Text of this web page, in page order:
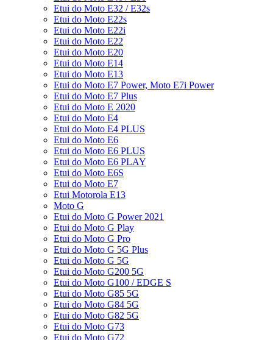
Etui do Moto E32 / E32s
Etui do Moto E22s
Etui do Moto E22i
Etui do Moto E22
Etui do Moto E20
Etui do Moto E14
Etui do Moto E13
Etui do Moto E7 Power, Moto E7i Power
Etui do Moto E7 Plus
Etui do Moto E 2020
Etui do Moto E4
Etui do Moto E4 PLUS
Etui do Moto E6
Etui do Moto E6 PLUS
Etui do Moto E6 PLAY
Etui do Moto E6S
Etui do Moto E7
Etui Motorola E13
Moto G
Etui do Moto G Power 2021
Etui do Moto G Play
Etui do Moto G Pro
Etui do Moto G 5G Plus
Etui do Moto G 5G
Etui do Moto G200 5G
Etui do Moto G100 / EDGE S
Etui do Moto G85 5G
Etui do Moto G84 5G
Etui do Moto G82 5G
Etui do Moto G73
Etui do Moto G72